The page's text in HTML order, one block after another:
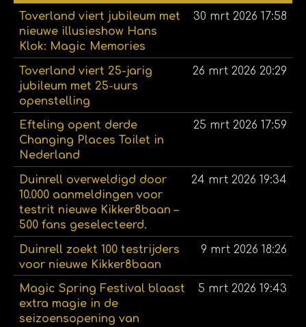
Toverland viert jubileum met
nieuwe illusieshow Hans
Klok: Magic Memories
30 mrt 2026 17:58
Toverland viert 25-jarig
jubileum met 25-uurs
openstelling
26 mrt 2026 20:29
Efteling opent derde
Changing Places Toilet in
Nederland
25 mrt 2026 17:59
Duinrell overweldigd door
10.000 aanmeldingen voor
testrit nieuwe Kikker8baan –
500 fans geselecteerd.
24 mrt 2026 19:34
Duinrell zoekt 100 testrijders
voor nieuwe Kikker8baan
9 mrt 2026 18:26
Magic Spring Festival blaast
extra magie in de
seizoensopening van
5 mrt 2026 19:43